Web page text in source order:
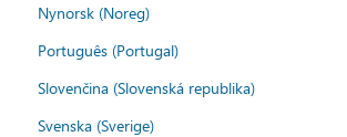
Nynorsk (Noreg)
Português (Portugal)
Slovenčina (Slovenská republika)
Svenska (Sverige)